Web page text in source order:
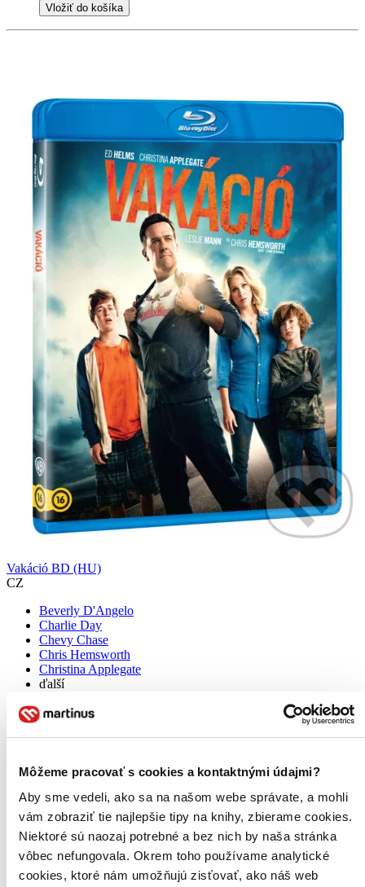
Môžeme pracovať s cookies a kontaktnými údajmi?
Aby sme vedeli, ako sa na našom webe správate, a mohli
vám zobraziť tie najlepšie tipy na knihy, zbierame cookies.
Niektoré sú naozaj potrebné a bez nich by naša stránka
vôbec nefungovala. Okrem toho používame analytické
cookies, ktoré nám umožňujú zisťovať, ako náš web
Vložiť do košíka
Vakáció BD (HU)
CZ
Beverly D'Angelo
Charlie Day
Chevy Chase
Chris Hemsworth
Christina Applegate
ďalší
Další generace Griswoldů vyráží za neskutečně vtipným
dobrodružstvím plným gagů. Dospělý Rusty Griswold (Ed Helms,
komediální série Pařba ve Vegas) jde ve stopách svého otce, když se
Blu-ray film
7,80 €
Do 4 – 6 dní
Tento produkt momentálne nemáme na sklade, ale zvyčajne
vám ho vieme zabezpečiť a odoslať do 4 – 6 dní. A
posnažíme sa aj trochu rýchlejšie!
Pridať do zoznamu